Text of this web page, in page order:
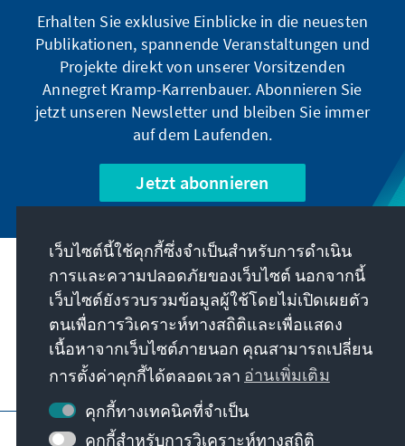
Erhalten Sie exklusive Einblicke in die neuesten
Publikationen, spannende Veranstaltungen und
Projekte direkt von unserer Vorsitzenden
Annegret Kramp-Karrenbauer. Abonnieren Sie
jetzt unseren Newsletter und bleiben Sie immer
auf dem Laufenden.
Jetzt abonnieren
พันธกิจของเรา
ติดต่อ
ข้อเสนออื่นๆ จากมูลนิธิ
ข้อมูลเว็บไซต์
การป้องกันข้อมูล
เว็บไซต์นี้ใช้คุกกี้ซึ่งจำเป็นสำหรับการดำเนิน
การและความปลอดภัยของเว็บไซต์ นอกจากนี้
เว็บไซต์ยังรวบรวมข้อมูลผู้ใช้โดยไม่เปิดเผยตัว
ตนเพื่อการวิเคราะห์ทางสถิติและเพื่อแสดง
เนื้อหาจากเว็บไซต์ภายนอก คุณสามารถเปลี่ยน
การตั้งค่าคุกกี้ได้ตลอดเวลา อ่านเพิ่มเติม
คุกกี้ทางเทคนิคที่จำเป็น
คุกกี้สำหรับการวิเคราะห์ทางสถิติ